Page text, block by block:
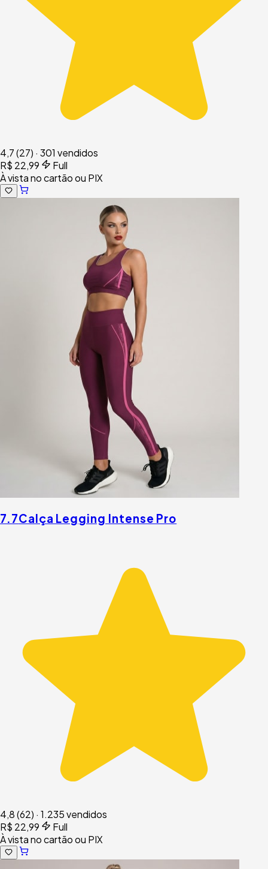
4,7(27) · 301 vendidos
R$ 22,99
Full
À vista no cartão ou PIX
7.7Calça Legging Intense Pro
4,8(62) · 1.235 vendidos
R$ 22,99
Full
À vista no cartão ou PIX